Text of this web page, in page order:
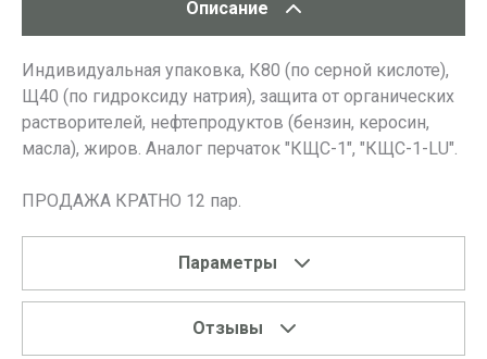
Описание
Индивидуальная упаковка, К80 (по серной кислоте),
Щ40 (по гидроксиду натрия), защита от органических
растворителей, нефтепродуктов (бензин, керосин,
масла), жиров. Аналог перчаток "КЩС-1", "КЩС-1-LU".
ПРОДАЖА КРАТНО 12 пар.
Параметры
Отзывы